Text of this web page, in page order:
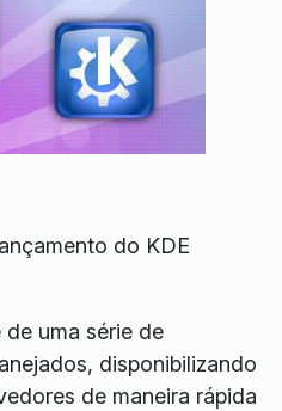
do KDE
uma série de
disponibilizando
de maneira rápida